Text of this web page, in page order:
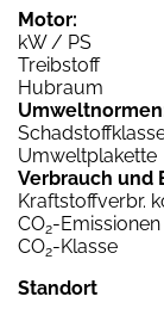
Motor:
kW / PS
Treibstoff
Hubraum
Umweltplakette
Verbrauch und
Kraftstoffverbr.
CO2-
CO2-Klasse
Standort